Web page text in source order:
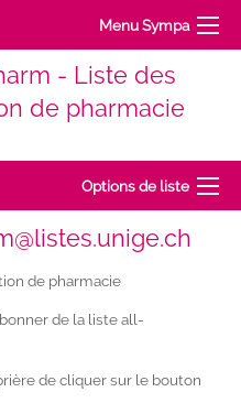
Menu Sympa
- Liste des
de pharmacie
Options de liste
de pharmacie
de la liste all-
de cliquer sur le bouton